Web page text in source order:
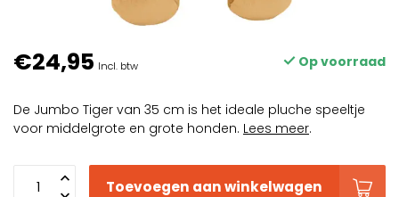
€24,95 Incl. btw Op voorraad
De Jumbo Tiger van 35 cm is het ideale pluche speeltje
voor middelgrote en grote honden. Lees meer.
Toevoegen aan winkelwagen